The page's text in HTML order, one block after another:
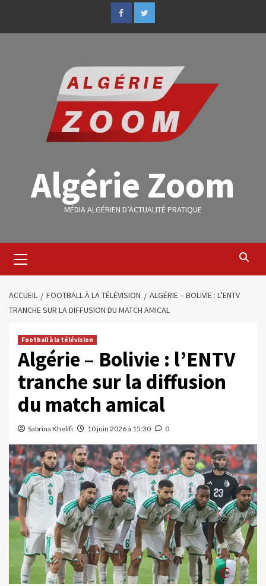
Algérie Zoom
MÉDIA ALGÉRIEN D’ACTUALITÉ PRATIQUE
ACCUEIL FOOTBALL À LA TÉLÉVISION
ALGÉRIE – BOLIVIE : L’ENTV
TRANCHE SUR LA DIFFUSION DU MATCH AMICAL
Football à la télévision
Algérie – Bolivie : l’ENTV
tranche sur la diffusion
du match amical
Sabrina Khelifi 10 juin 2026 à 15:30 0